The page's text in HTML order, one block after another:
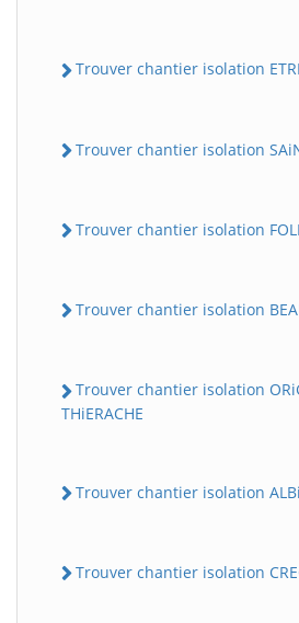
Trouver chantier isolation
Trouver chantier isolation
Trouver chantier isolation
Trouver chantier isolation
Trouver chantier isolation
THiERACHE
Trouver chantier isolation
Trouver chantier isolation